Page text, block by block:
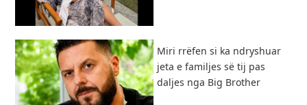
Miri rrëfen si ka ndryshuar
jeta e familjes së tij pas
daljes nga Big Brother